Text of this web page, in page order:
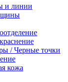
и линии
/ Черные точки
кожа